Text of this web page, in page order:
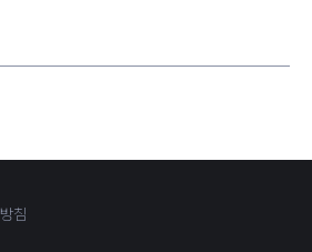
침